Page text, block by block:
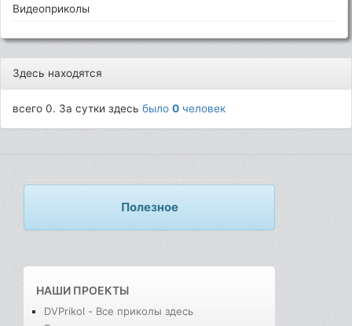
Видеоприколы
Здесь находятся
всего 0. За сутки здесьбыло0 человек
Полезное
НАШИ ПРОЕКТЫ
DVPrikol - Все приколы здесь